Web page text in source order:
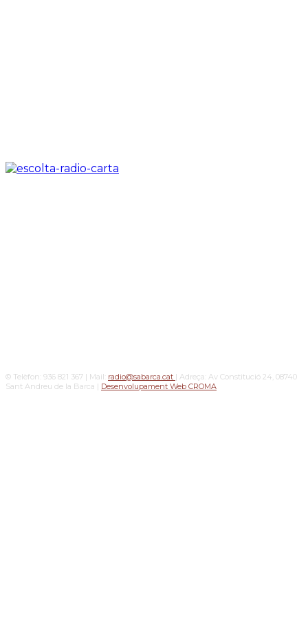
© Telèfon: 936 821 367 | Mail: radio@sabarca.cat | Adreça: Av Constitució 24, 08740
Sant Andreu de la Barca | Desenvolupament Web CROMA